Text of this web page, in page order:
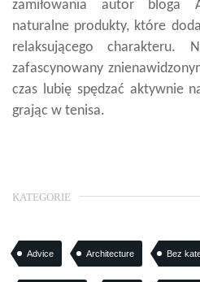
zamiłowania autor bloga
naturalne produkty, które
relaksującego charakteru.
zafascynowany
czas lubię spędzać aktywnie
grając w tenisa.
KATEGORIE
Advice Architecture Bez